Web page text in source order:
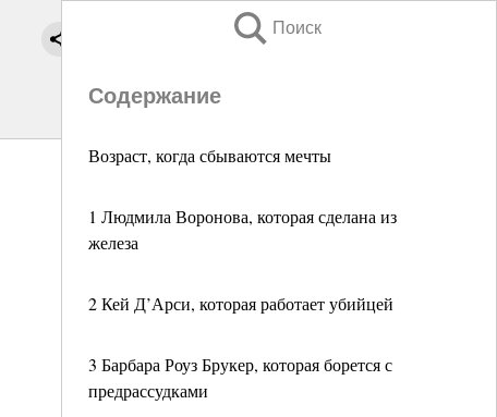
Поиск
Содержание
Возраст, когда сбываются мечты
1 Людмила Воронова, которая сделана из
железа
2 Кей Д’Арси, которая работает убийцей
3 Барбара Роуз Брукер, которая борется с
предрассудками